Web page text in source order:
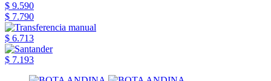
$ 9.590
$ 7.790
$ 6.713
$ 7.193